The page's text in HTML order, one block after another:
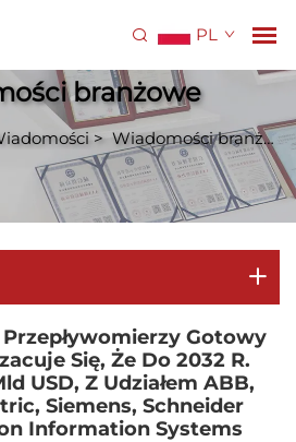
PL
branżowe
> Wiadomości branżowe
Gotowy
Się, Że Do 2032 R.
USD, Z Udziałem ABB,
Siemens, Schneider
Information Systems